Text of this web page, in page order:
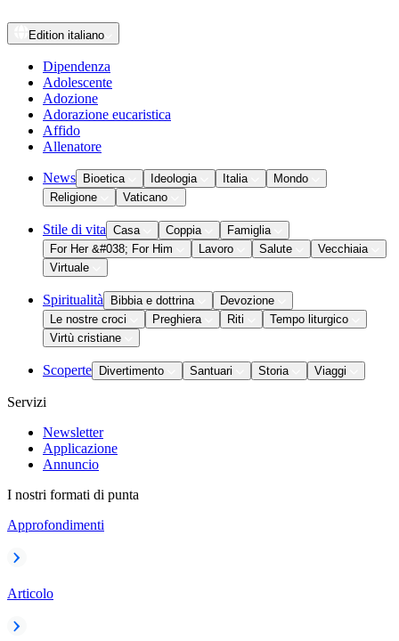
Edition italiano
Dipendenza
Adolescente
Adozione
Adorazione eucaristica
Affido
Allenatore
News Bioetica Ideologia Italia
Mondo
Religione
Vaticano
Stile di vita Casa Coppia
Famiglia
For Her &#038; For Him
Lavoro Salute
Vecchiaia
Virtuale
Spiritualità Bibbia e dottrina
Devozione
Le nostre croci
Preghiera Riti
Tempo liturgico
Virtù cristiane
Scoperte Divertimento Santuari Storia Viaggi
Servizi
Newsletter
Applicazione
Annuncio
I nostri formati di punta
Approfondimenti
Articolo